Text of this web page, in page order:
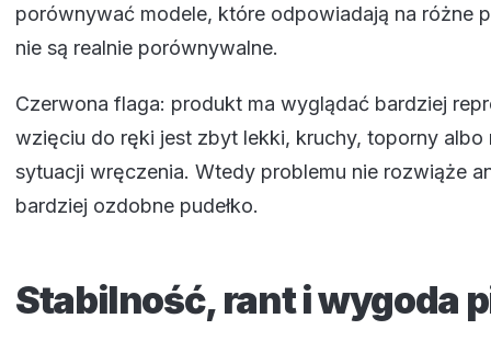
porównywać modele, które odpowiadają na różne
nie są realnie porównywalne.
Czerwona flaga: produkt ma wyglądać bardziej
wzięciu do ręki jest zbyt lekki, kruchy, toporny albo
sytuacji wręczenia. Wtedy problemu nie rozwiąże
bardziej ozdobne pudełko.
Stabilność, rant i wygoda